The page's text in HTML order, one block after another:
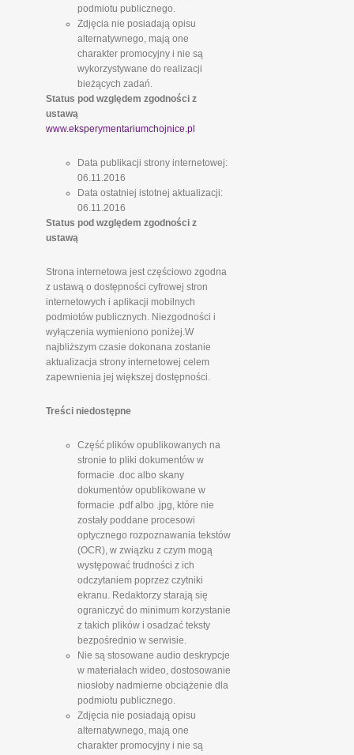
podmiotu publicznego.
Zdjęcia nie posiadają opisu
alternatywnego, mają one
charakter promocyjny i nie są
wykorzystywane do realizacji
bieżących zadań.
Status pod względem zgodności z
ustawą
www.eksperymentariumchojnice.pl
Data publikacji strony internetowej:
06.11.2016
Data ostatniej istotnej aktualizacji:
06.11.2016
Status pod względem zgodności z
ustawą
Strona internetowa jest częściowo zgodna
z ustawą o dostępności cyfrowej stron
internetowych i aplikacji mobilnych
podmiotów publicznych. Niezgodności i
wyłączenia wymieniono poniżej.W
najbliższym czasie dokonana zostanie
aktualizacja strony internetowej celem
zapewnienia jej większej dostępności.
Treści niedostępne
Część plików opublikowanych na
stronie to pliki dokumentów w
formacie .doc albo skany
dokumentów opublikowane w
formacie .pdf albo .jpg, które nie
zostały poddane procesowi
optycznego rozpoznawania tekstów
(OCR), w związku z czym mogą
występować trudności z ich
odczytaniem poprzez czytniki
ekranu. Redaktorzy starają się
ograniczyć do minimum korzystanie
z takich plików i osadzać teksty
bezpośrednio w serwisie.
Nie są stosowane audio deskrypcje
w materiałach wideo, dostosowanie
niosłoby nadmierne obciążenie dla
podmiotu publicznego.
Zdjęcia nie posiadają opisu
alternatywnego, mają one
charakter promocyjny i nie są